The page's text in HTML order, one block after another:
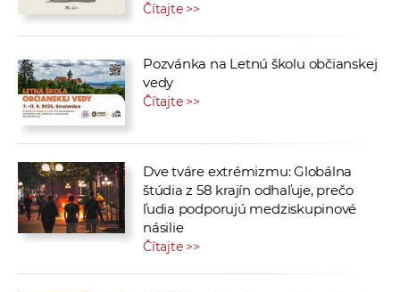
Čítajte >>
Pozvánka na Letnú školu občianskej
vedy
Čítajte >>
Dve tváre extrémizmu: Globálna
štúdia z 58 krajín odhaľuje, prečo
ľudia podporujú medziskupinové
násilie
Čítajte >>